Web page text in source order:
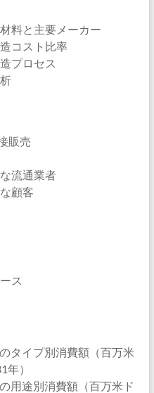
料と主要メーカー
コスト比率
プロセス
販売
流通業者
顧客
ス
タイプ別消費額（百万米
）
用途別消費額（百万米ド